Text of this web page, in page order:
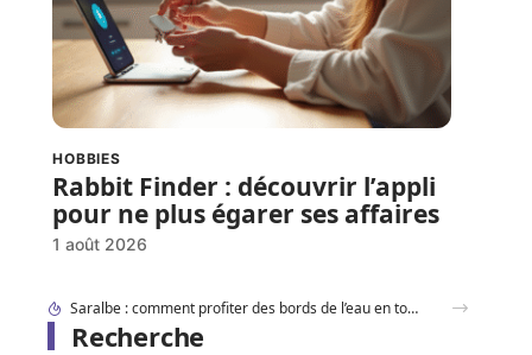
HOBBIES
Rabbit Finder : découvrir l’appli
pour ne plus égarer ses affaires
1 août 2026
Dracaufeu carte Rare ou ultra rare : quelles différences pour les collectionneurs ?
Recherche